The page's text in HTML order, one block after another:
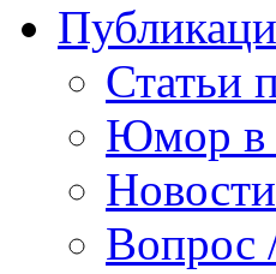
Статьи
Юмор в
Вопрос